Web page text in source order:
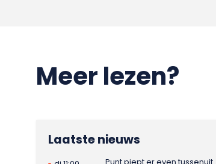
Meer lezen?
Laatste nieuws